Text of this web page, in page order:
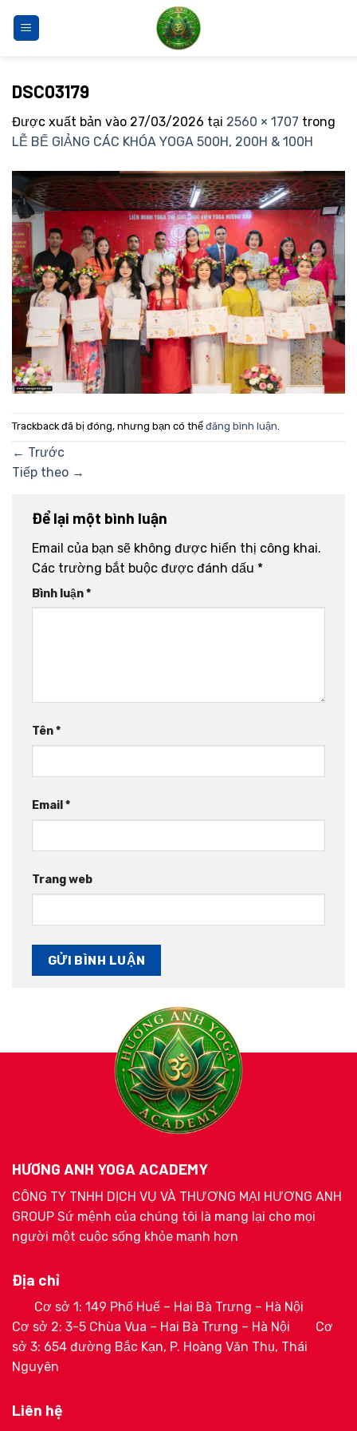
qua
DSC03179
Được xuất bản vào 27/03/2026 tại 2560 × 1707 trong
LỄ BẾ GIẢNG CÁC KHÓA YOGA 500H, 200H & 100H
Trackback đã bị đóng, nhưng bạn có thể đăng bình luận.
← Trước
Tiếp theo →
Để lại một bình luận
Email của bạn sẽ không được hiển thị công khai.
Các trường bắt buộc được đánh dấu *
Bình luận*
Tên*
Email *
Trang web
HƯƠNG ANH YOGA ACADEMY
CÔNG TY TNHH DỊCH VỤ VÀ THƯƠNG MẠI HƯƠNG ANH
GROUP Sứ mệnh của chúng tôi là mang lại cho mọi
người một cuộc sống khỏe mạnh hơn
Địa chỉ
Cơ sở 1: 149 Phố Huế – Hai Bà Trưng – Hà Nội
Cơ sở 2: 3-5 Chùa Vua – Hai Bà Trưng – Hà Nội
Cơ
sở 3: 654 đường Bắc Kạn, P. Hoàng Văn Thụ, Thái
Nguyên
Liên hệ